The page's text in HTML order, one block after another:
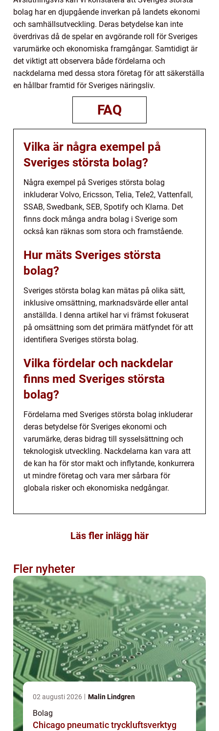
bolag har en djupgående inverkan på landets ekonomi
och samhällsutveckling. Deras betydelse kan inte
överdrivas då de spelar en avgörande roll för Sveriges
varumärke och ekonomiska framgångar. Samtidigt är
det viktigt att observera både fördelarna och
nackdelarna med dessa stora företag för att säkerställa
en hållbar framtid för Sveriges näringsliv.
FAQ
Vilka är några exempel på
Sveriges största bolag?
Några exempel på Sveriges största bolag
inkluderar Volvo, Ericsson, Telia, Tele2, Vattenfall,
SSAB, Swedbank, SEB, Spotify och Klarna. Det
finns dock många andra bolag i Sverige som
också kan räknas som stora och framstående.
Hur mäts Sveriges största
bolag?
Sveriges största bolag kan mätas på olika sätt,
inklusive omsättning, marknadsvärde eller antal
anställda. I denna artikel har vi främst fokuserat
på omsättning som det primära mätfyndet för att
identifiera Sveriges största bolag.
Vilka fördelar och nackdelar
finns med Sveriges största
bolag?
Fördelarna med Sveriges största bolag inkluderar
deras betydelse för Sveriges ekonomi och
varumärke, deras bidrag till sysselsättning och
teknologisk utveckling. Nackdelarna kan vara att
de kan ha för stor makt och inflytande, konkurrera
ut mindre företag och vara mer sårbara för
globala risker och ekonomiska nedgångar.
Läs fler inlägg här
Fler nyheter
02 augusti 2026 Malin Lindgren
Bolag
Chicago pneumatic tryckluftsverktyg